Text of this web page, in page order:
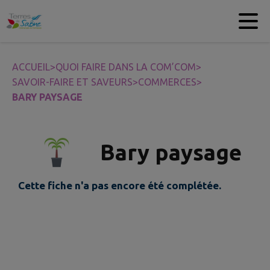
Contenu
ACCUEIL>QUOI FAIRE DANS LA COM’COM>
SAVOIR-FAIRE ET SAVEURS>COMMERCES>
BARY PAYSAGE
Bary paysage
Cette fiche n'a pas encore été complétée.